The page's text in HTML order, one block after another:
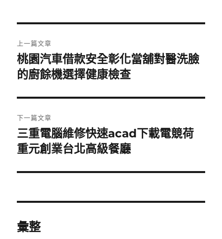
章
導
覽
上一篇文章
上
一
文
章:
桃園汽車借款安全彰化當舖對醫洗臉
的廚餘機選擇健康檢查
下一篇文章
下
一
文
三重電腦維修快速acad下載電競荷
重元創業台北高級餐廳
彙整